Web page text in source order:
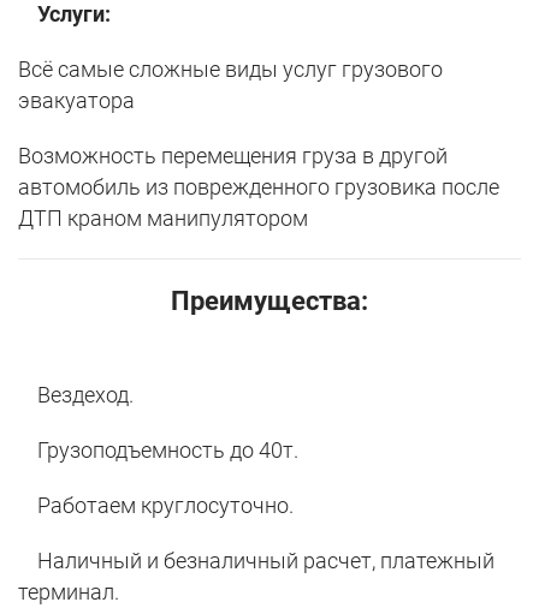
Услуги:
Всё самые сложные виды услуг грузового
эвакуатора
Возможность перемещения груза в другой
автомобиль из поврежденного грузовика после
ДТП краном манипулятором
Преимущества:
Вездеход.
Грузоподъемность до 40т.
Работаем круглосуточно.
Наличный и безналичный расчет, платежный
терминал.